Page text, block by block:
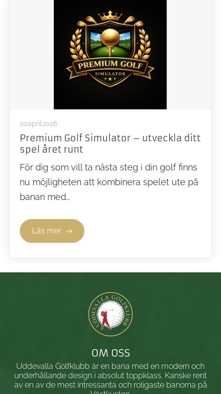
20April 2026
Premium Golf Simulator – utveckla ditt
spel året runt
För dig som vill ta nästa steg i din golf finns
nu möjligheten att kombinera spelet ute på
banan med…
Läs mer
OM OSS
Uddevalla Golfklubb är en bana med en modern och
underhållande design i absolut toppklass. Kanske rent
av en av de mest intressanta och roligaste banorna på